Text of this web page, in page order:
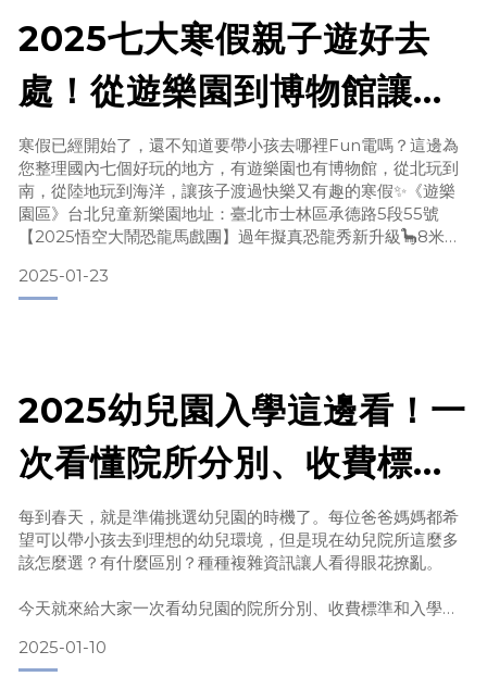
2025七大寒假親子遊好去
處！從遊樂園到博物館讓你
春節寒假玩透透
寒假已經開始了，還不知道要帶小孩去哪裡Fun電嗎？這邊為
您整理國內七個好玩的地方，有遊樂園也有博物館，從北玩到
南，從陸地玩到海洋，讓孩子渡過快樂又有趣的寒假✨《遊樂
園區》台北兒童新樂園地址：臺北市士林區承德路5段55號
【2025悟空大鬧恐龍馬戲團】過年擬真恐龍秀新升級🦕8米超
力激盪，不斷推翻重來的全新力作讓每一位觀眾看得目不轉
睛，從頭感動到尾🥹活動時間：1/18-2/10 南投九族文化村地
2025-01-23
2025幼兒園入學這邊看！一
次看懂院所分別、收費標準
和就讀年齡
每到春天，就是準備挑選幼兒園的時機了。每位爸爸媽媽都希
望可以帶小孩去到理想的幼兒環境，但是現在幼兒院所這麼多
該怎麼選？有什麼區別？種種複雜資訊讓人看得眼花撩亂。
今天就來給大家一次看幼兒園的院所分別、收費標準和入學年
目前台灣幼兒園總共分成四種不同的院所： 公立幼兒園是由政
2025-01-10